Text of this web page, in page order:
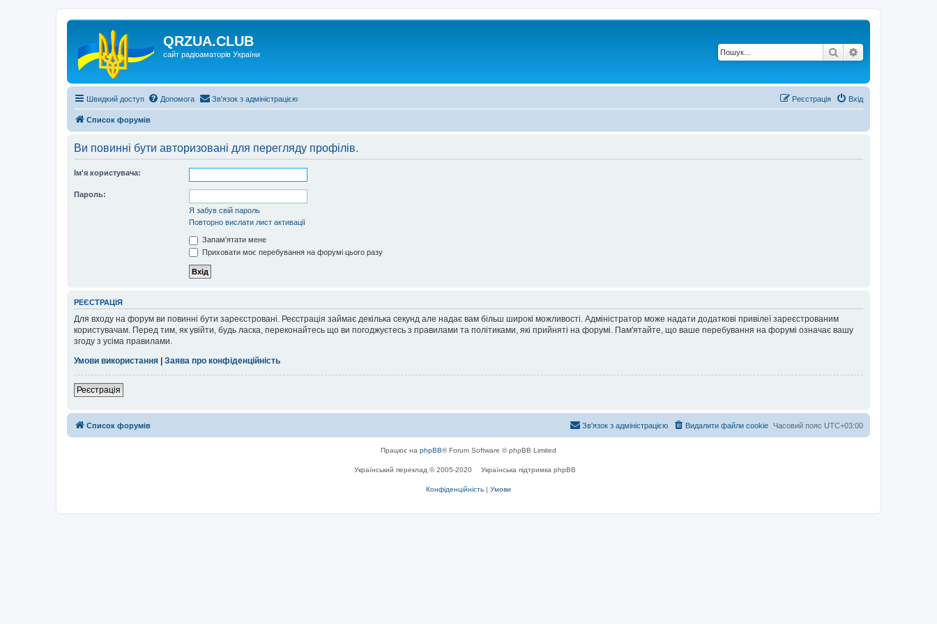
QRZUA.CLUB
сайт радіоаматорів України Пошук
Швидкий доступ Допомога Зв'язок з адміністрацією Вхід
Реєстрація
Список форумів
Ви повинні бути авторизовані для перегляду профілів.
Ім'я користувача:
Пароль:
Я забув свій пароль
Повторно вислати лист активації
Запам'ятати мене
Приховати моє перебування на форумі цього разу
РЕЄСТРАЦІЯ
Для входу на форум ви повинні бути зареєстровані. Реєстрація займає декілька секунд але надає вам більш широкі можливості. Адміністратор може надати додаткові привілеї зареєстрованим
користувачам. Перед тим, як увійти, будь ласка, переконайтесь що ви погоджуєтесь з правилами та політиками, які прийняті на форумі. Пам'ятайте, що ваше перебування на форумі означає вашу
згоду з усіма правилами.
Умови використання | Заява про конфіденційність
Реєстрація
Список форумів Часовий пояс UTC+03:00
Видалити файли cookie
Зв'язок з адміністрацією
Працює на phpBB® Forum Software © phpBB Limited
Український переклад © 2005-2020 Українська підтримка phpBB
Конфіденційність | Умови